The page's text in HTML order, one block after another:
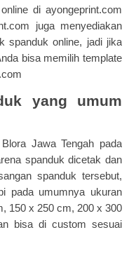
di ayongeprint.com
juga menyediakan
spanduk online, jadi jika
bisa memilih template
yang umum
Jawa Tengah pada
spanduk dicetak dan
spanduk tersebut,
pada umumnya ukuran
150 x 250 cm, 200 x 300
bisa di custom sesuai